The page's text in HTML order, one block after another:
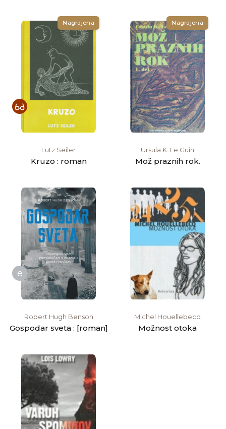
Nagrajena
Lutz Seiler
Kruzo : roman
Nagrajena
Ursula K. Le Guin
Mož praznih rok.
e
Robert Hugh Benson
Gospodar sveta : [roman]
Michel Houellebecq
Možnost otoka